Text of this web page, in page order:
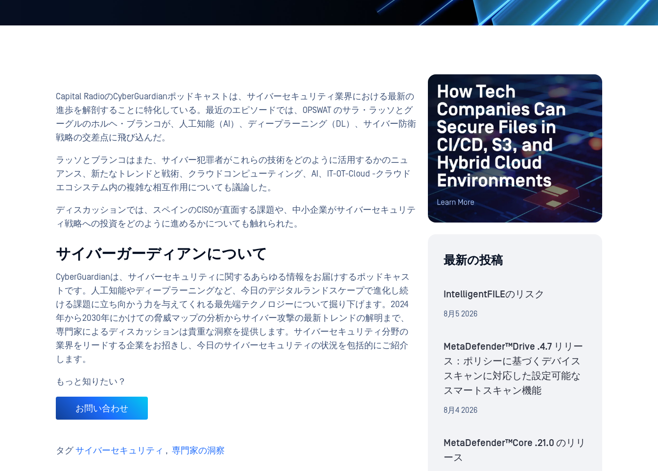
Capital RadioのCyberGuardianポッドキャストは、サイバーセキュリティ業界における最新の
進歩を解剖することに特化している。最近のエピソードでは、OPSWAT のサラ・ラッソとグ
ーグルのホルヘ・ブランコが、人工知能（AI）、ディープラーニング（DL）、サイバー防衛
戦略の交差点に飛び込んだ。
ラッソとブランコはまた、サイバー犯罪者がこれらの技術をどのように活用するかのニュ
アンス、新たなトレンドと戦術、クラウドコンピューティング、AI、IT-OT-Cloud -クラウド
エコシステム内の複雑な相互作用についても議論した。
ディスカッションでは、スペインのCISOが直面する課題や、中小企業がサイバーセキュリテ
ィ戦略への投資をどのように進めるかについても触れられた。
サイバーガーディアンについて
CyberGuardianは、サイバーセキュリティに関するあらゆる情報をお届けするポッドキャス
トです。人工知能やディープラーニングなど、今日のデジタルランドスケープで進化し続
ける課題に立ち向かう力を与えてくれる最先端テクノロジーについて掘り下げます。2024
年から2030年にかけての脅威マップの分析からサイバー攻撃の最新トレンドの解明まで、
専門家によるディスカッションは貴重な洞察を提供します。サイバーセキュリティ分野の
業界をリードする企業をお招きし、今日のサイバーセキュリティの状況を包括的にご紹介
します。
もっと知りたい？
お問い合わせ
タグサイバーセキュリティ , 専門家の洞察
最新の投稿
IntelligentFILEのリスク
8月5 2026
MetaDefender™Drive .4.7 リリー
ス：ポリシーに基づくデバイス
スキャンに対応した設定可能な
スマートスキャン機能
8月4 2026
MetaDefender™Core .21.0 のリリ
ース